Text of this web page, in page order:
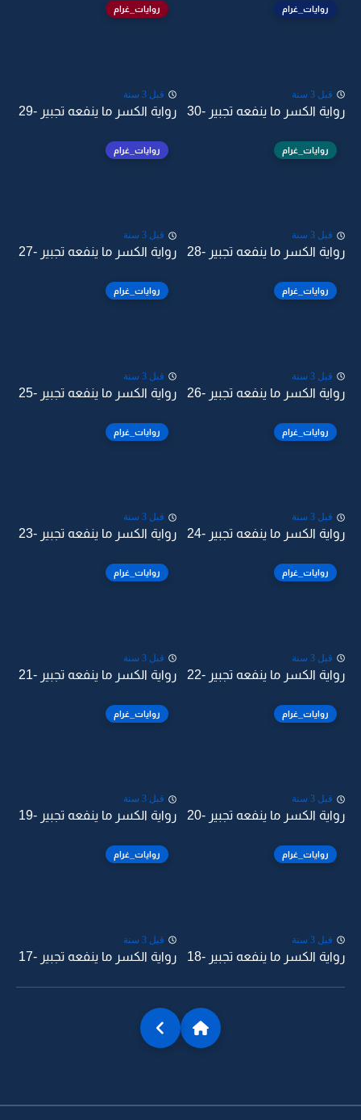
روايات_غرام
قبل 3 سنة
رواية الكسر ما ينفعه تجبير -30
روايات_غرام
قبل 3 سنة
رواية الكسر ما ينفعه تجبير -29
روايات_غرام
قبل 3 سنة
رواية الكسر ما ينفعه تجبير -28
روايات_غرام
قبل 3 سنة
رواية الكسر ما ينفعه تجبير -27
روايات_غرام
قبل 3 سنة
رواية الكسر ما ينفعه تجبير -26
روايات_غرام
قبل 3 سنة
رواية الكسر ما ينفعه تجبير -25
روايات_غرام
قبل 3 سنة
رواية الكسر ما ينفعه تجبير -24
روايات_غرام
قبل 3 سنة
رواية الكسر ما ينفعه تجبير -23
روايات_غرام
قبل 3 سنة
رواية الكسر ما ينفعه تجبير -22
روايات_غرام
قبل 3 سنة
رواية الكسر ما ينفعه تجبير -21
روايات_غرام
قبل 3 سنة
رواية الكسر ما ينفعه تجبير -20
روايات_غرام
قبل 3 سنة
رواية الكسر ما ينفعه تجبير -19
روايات_غرام
قبل 3 سنة
رواية الكسر ما ينفعه تجبير -18
روايات_غرام
قبل 3 سنة
رواية الكسر ما ينفعه تجبير -17